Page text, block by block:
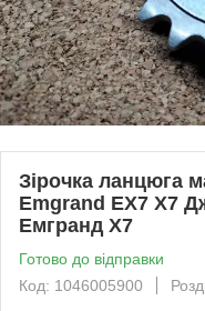
Зірочка ланцюга
Emgrand EX7 X7
Емгранд Х7
Готово до відправки
Код: 1046005900